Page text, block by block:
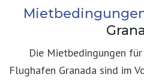
Die Mietbedingungen
Flughafen Granada sind im